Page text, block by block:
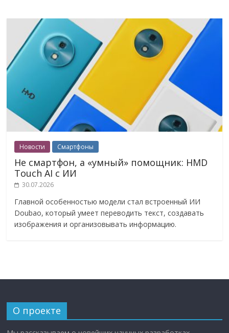
Новости Смартфоны
Не смартфон, а «умный» помощник: HMD
Touch AI с ИИ
30.07.2026
Главной особенностью модели стал встроенный ИИ
Doubao, который умеет переводить текст, создавать
изображения и организовывать информацию.
О проекте